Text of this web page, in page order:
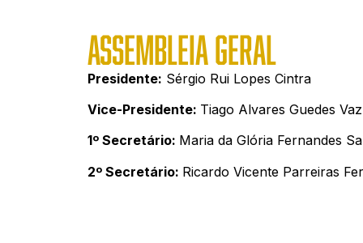
ASSEMBLEIA GERAL
Presidente: Sérgio Rui Lopes Cintra
Vice-Presidente: Tiago Alvares Guedes Vaz
1º Secretário: Maria da Glória Fernandes
2º Secretário: Ricardo Vicente Parreiras